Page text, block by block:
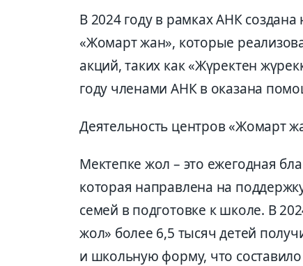
В 2024 году в рамках АНК
«Жомарт жан», которые
акций, таких как «Жүректен
году членами АНК в оказана
Деятельность центров «Жомарт
Мектепке жол – это ежегодная
которая направлена на
семей в подготовке к школе. В
жол» более 6,5 тысяч детей
и школьную форму, что